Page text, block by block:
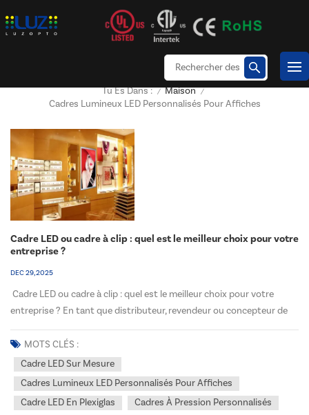
Tu Es Dans : / Maison /
Cadres Lumineux LED Personnalisés Pour Affiches
Cadre LED ou cadre à clip : quel est le meilleur choix pour votre
entreprise ?
DEC 29, 2025
Cadre LED ou cadre à clip : quel est le meilleur choix pour votre
entreprise ? En tant que distributeur, revendeur ou concepteur de
projets dans le secteur de la signalétique et de l'affichage, il est
essentiel de choisir les produits adaptés à vos clients. Deux
solutions populaires pour les affich...
MOTS CLÉS :
Cadre LED Sur Mesure
Cadres Lumineux LED Personnalisés Pour Affiches
Cadre LED En Plexiglas
Cadres À Pression Personnalisés